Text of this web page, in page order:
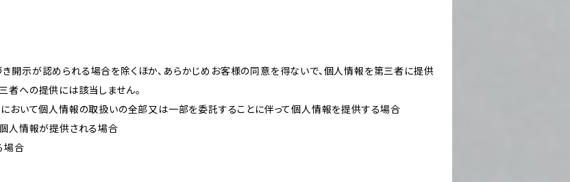
開示が認められる場合を除くほか、あらかじめお客様の同意を得ないで、個人情報を第三者に提供
者への提供には該当しません。
において個人情報の取扱いの全部又は一部を委託することに伴って個人情報を提供する場合
個人情報が提供される場合
場合